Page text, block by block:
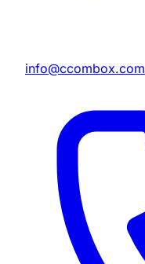
info@ccombox.com